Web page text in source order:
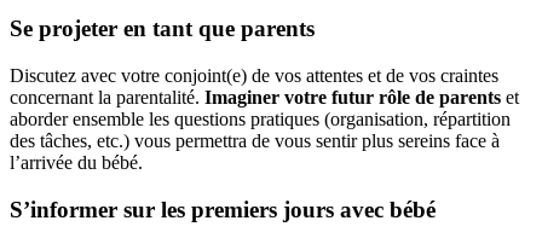
Se projeter en tant que parents
Discutez avec votre conjoint(e) de vos attentes et de vos craintes
concernant la parentalité. Imaginer votre futur rôle de parents et
aborder ensemble les questions pratiques (organisation, répartition
des tâches, etc.) vous permettra de vous sentir plus sereins face à
l’arrivée du bébé.
S’informer sur les premiers jours avec bébé